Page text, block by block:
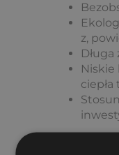
z,
Niskie